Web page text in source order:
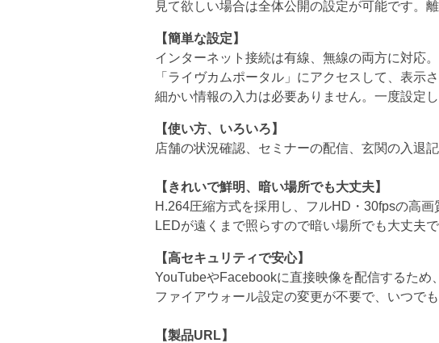
見て欲しい場合は全体公開の設定が可能です。
【簡単な設定 】
インターネット接続は有線、無線の両方に対応
「ライヴカムポータル」にアクセスして、表示
細かい情報の入力は必要ありません。一度設定
【使い方、いろいろ 】
店舗の状況確認、セミナーの配信、玄関の入退
【 きれいで鮮明、 暗い場所でも大丈夫】
H.264圧縮方式を採用し、フルHD・30fpsの高
LEDが遠くまで照らすので暗い場所でも大丈夫で
【高セキュリティで安心】
YouTubeやFacebookに直接映像を配信するため
ファイアウォール設定の変更が不要で、いつでも
【製品URL】